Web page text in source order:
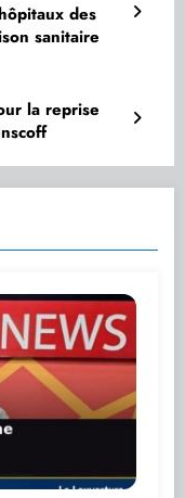
des
sanitaire
la reprise